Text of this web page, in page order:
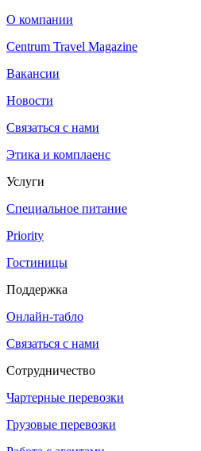
О компании
Centrum Travel Magazine
Вакансии
Новости
Связаться с нами
Этика и комплаенс
Услуги
Специальное питание
Priority
Гостиницы
Поддержка
Онлайн-табло
Связаться с нами
Сотрудничество
Чартерные перевозки
Грузовые перевозки